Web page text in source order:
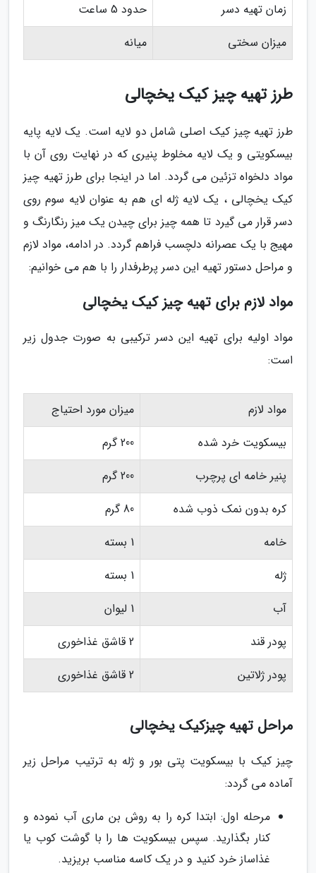
زمان تهیه دسر
حدود 5 ساعت
میزان سختی
میانه
طرز تهیه چیز کیک یخچالی
طرز تهیه چیز کیک اصلی شامل دو لایه است. یک لایه پایه
بیسکویتی و یک لایه مخلوط پنیری که در نهایت روی آن با
مواد دلخواه تزئین می گردد. اما در اینجا برای طرز تهیه چیز
کیک یخچالی ، یک لایه ژله ای هم به عنوان لایه سوم روی
دسر قرار می گیرد تا همه چیز برای چیدن یک میز رنگارنگ و
مهیج با یک عصرانه دلچسب فراهم گردد. در ادامه، مواد لازم
و مراحل دستور تهیه این دسر پرطرفدار را با هم می خوانیم:
مواد لازم برای تهیه چیز کیک یخچالی
مواد اولیه برای تهیه این دسر ترکیبی به صورت جدول زیر
است:
مواد لازم
میزان مورد احتیاج
بیسکویت خرد شده
200 گرم
پنیر خامه ای پرچرب
200 گرم
کره بدون نمک ذوب شده
80 گرم
خامه
1 بسته
ژله
1 بسته
آب
1 لیوان
پودر قند
2 قاشق غذاخوری
پودر ژلاتین
2 قاشق غذاخوری
مراحل تهیه چیزکیک یخچالی
چیز کیک با بیسکویت پتی بور و ژله به ترتیب مراحل زیر
آماده می گردد:
مرحله اول: ابتدا کره را به روش بن ماری آب نموده و
کنار بگذارید. سپس بیسکویت ها را با گوشت کوب یا
غذاساز خرد کنید و در یک کاسه مناسب بریزید.